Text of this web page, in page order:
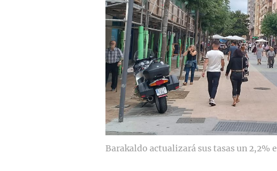
Barakaldo actualizará sus tasas un 2,2%